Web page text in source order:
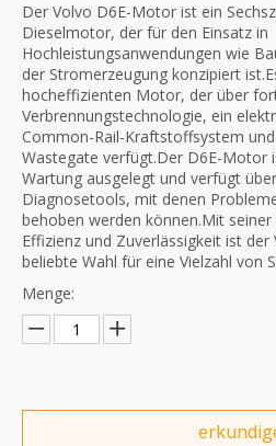
Der Volvo D6E-Motor ist ein
Dieselmotor, der für den Einsatz in
Hochleistungsanwendungen wie
der Stromerzeugung konzipiert
hocheffizienten Motor, der über
Verbrennungstechnologie, ein
Common-Rail-Kraftstoffsystem
Wastegate verfügt.Der D6E-Motor
Wartung ausgelegt und verfügt
Diagnosetools, mit denen
behoben werden können.Mit
Effizienz und Zuverlässigkeit ist
beliebte Wahl für eine Vielzahl von
Menge: